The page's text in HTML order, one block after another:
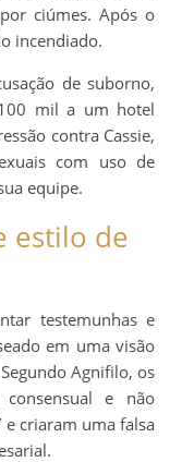
ciúmes. Após o
incendiado.
de suborno,
mil a um hotel
contra Cassie,
com uso de
equipe.
estilo de
testemunhas e
em uma visão
Agnifilo, os
consensual e não
criaram uma falsa